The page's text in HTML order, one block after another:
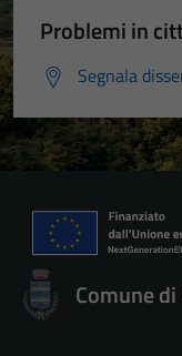
Problemi in
Segnala
Comune